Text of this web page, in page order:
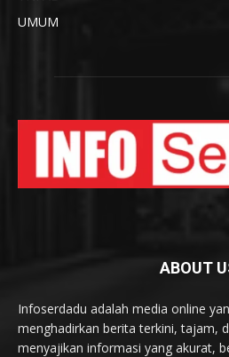
UMUM
ABOUT
Infoserdadu adalah media online
menghadirkan berita terkini, tajam,
menyajikan informasi yang akurat,